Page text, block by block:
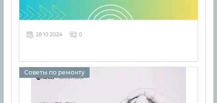
28 10 2024 0
Советы по ремонту